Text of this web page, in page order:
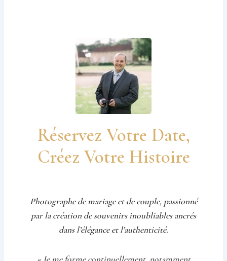
Réservez Votre Date,
Créez Votre Histoire
Photographe de mariage et de couple, passionné
par la création de souvenirs inoubliables ancrés
dans l’élégance et l’authenticité.